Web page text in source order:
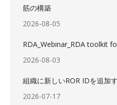
筋の構築
2026-08-05
RDA_Webinar_RDA toolkit
2026-08-03
組織に新しいROR IDを追加
2026-07-17